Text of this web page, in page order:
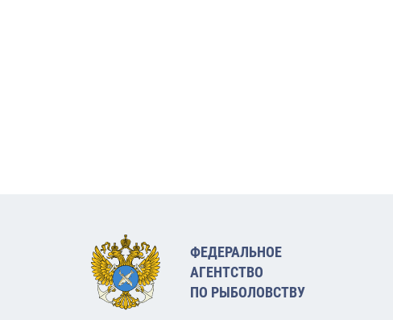
ФЕДЕРАЛЬНОЕ
АГЕНТСТВО
ПО РЫБОЛОВСТВУ